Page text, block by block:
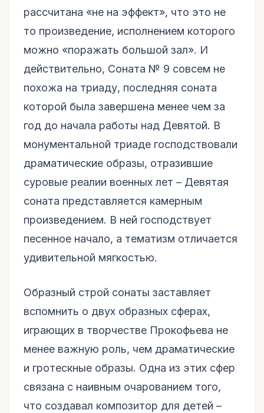
рассчитана «не на эффект», что это не
то произведение, исполнением которого
можно «поражать большой зал». И
действительно, Соната № 9 совсем не
похожа на триаду, последняя соната
которой была завершена менее чем за
год до начала работы над Девятой. В
монументальной триаде господствовали
драматические образы, отразившие
суровые реалии военных лет – Девятая
соната представляется камерным
произведением. В ней господствует
песенное начало, а тематизм отличается
удивительной мягкостью.
Образный строй сонаты заставляет
вспомнить о двух образных сферах,
играющих в творчестве Прокофьева не
менее важную роль, чем драматические
и гротескные образы. Одна из этих сфер
связана с наивным очарованием того,
что создавал композитор для детей –